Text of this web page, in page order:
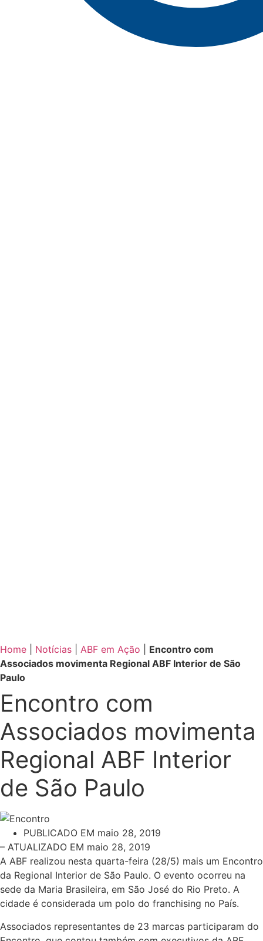
Home Notícias ABF em Ação
Encontro com
Associados movimenta Regional ABF Interior de São
Paulo
Encontro com
Associados movimenta
Regional ABF Interior
de São Paulo
PUBLICADO EM maio 28, 2019
– ATUALIZADO EM maio 28, 2019
A ABF realizou nesta quarta-feira (28/5) mais um Encontro
da Regional Interior de São Paulo. O evento ocorreu na
sede da Maria Brasileira, em São José do Rio Preto. A
cidade é considerada um polo do franchising no País.
Associados representantes de 23 marcas participaram do